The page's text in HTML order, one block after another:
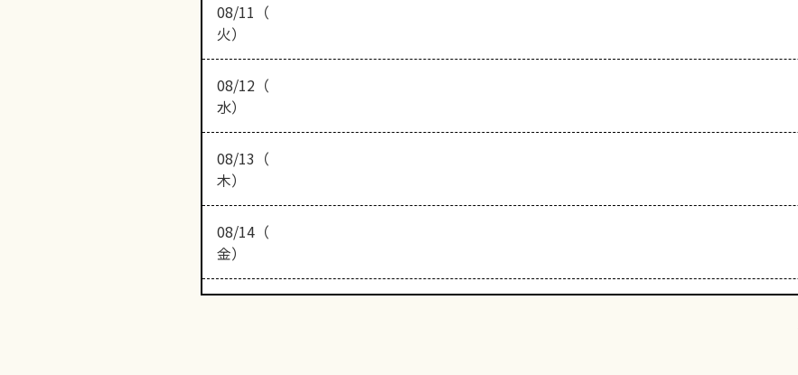
08/11（
火）
08/12（
水）
08/13（
木）
08/14（
金）